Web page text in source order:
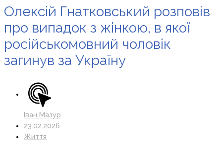
Олексій Гнатковський розповів
про випадок з жінкою, в якої
російськомовний чоловік
загинув за Україну
Іван Мазур
23.02.2026
Життя